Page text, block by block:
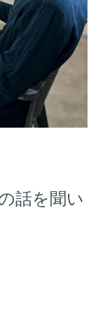
話を聞い